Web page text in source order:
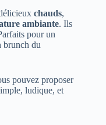
chauds,
ambiante. Ils
pour un
brunch du
pouvez proposer
ludique, et